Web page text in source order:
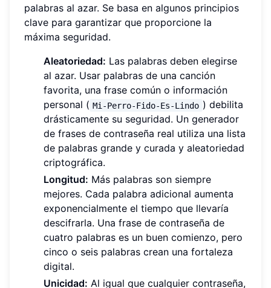
palabras al azar. Se basa en algunos principios
clave para garantizar que proporcione la
máxima seguridad.
Aleatoriedad: Las palabras deben elegirse
al azar. Usar palabras de una canción
favorita, una frase común o información
personal ( Mi-Perro-Fido-Es-Lindo ) debilita
drásticamente su seguridad. Un generador
de frases de contraseña real utiliza una lista
de palabras grande y curada y aleatoriedad
criptográfica.
Longitud: Más palabras son siempre
mejores. Cada palabra adicional aumenta
exponencialmente el tiempo que llevaría
descifrarla. Una frase de contraseña de
cuatro palabras es un buen comienzo, pero
cinco o seis palabras crean una fortaleza
digital.
Unicidad: Al igual que cualquier contraseña,